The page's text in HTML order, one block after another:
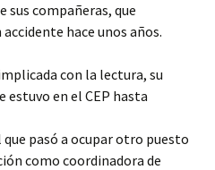
sus compañeras, que
hace unos años.
con la lectura, su
estuvo en el CEP hasta
pasó a ocupar otro puesto
como coordinadora de